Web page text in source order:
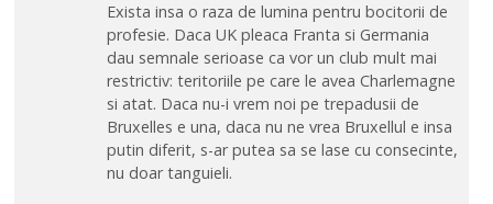
Exista insa o raza de lumina pentru bocitorii de
profesie. Daca UK pleaca Franta si Germania
dau semnale serioase ca vor un club mult mai
restrictiv: teritoriile pe care le avea Charlemagne
si atat. Daca nu-i vrem noi pe trepadusii de
Bruxelles e una, daca nu ne vrea Bruxellul e insa
putin diferit, s-ar putea sa se lase cu consecinte,
nu doar tanguieli.